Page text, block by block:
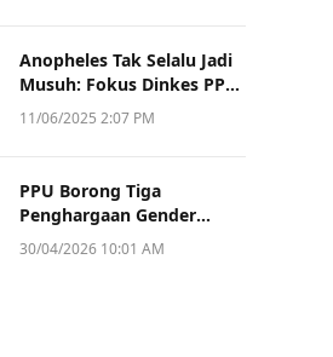
Anopheles Tak Selalu Jadi
Musuh: Fokus Dinkes PPU
Kini ke Penularan Aktif di
11/06/2025 2:07 PM
PPU Borong Tiga
Penghargaan Gender
Champion Kaltim 2026,
30/04/2026 10:01 AM